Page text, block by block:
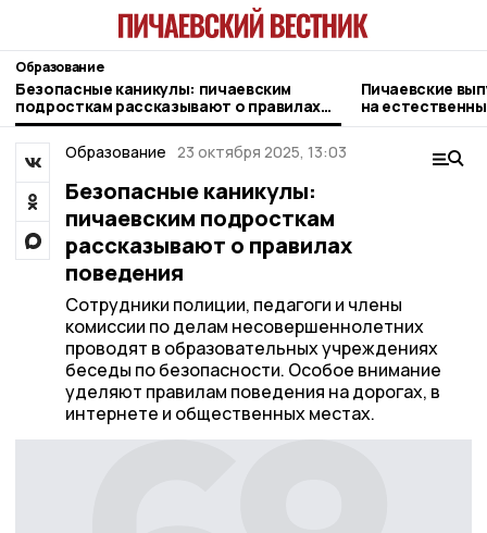
Образование
Безопасные каникулы: пичаевским
подросткам рассказывают о правилах
поведения
Пичаевские
на
Образование 23 октября 2025, 13:03
Безопасные каникулы:
пичаевским подросткам
рассказывают о правилах
поведения
Сотрудники полиции, педагоги и члены
комиссии по делам несовершеннолетних
проводят в образовательных учреждениях
беседы по безопасности. Особое внимание
уделяют правилам поведения на дорогах, в
интернете и общественных местах.